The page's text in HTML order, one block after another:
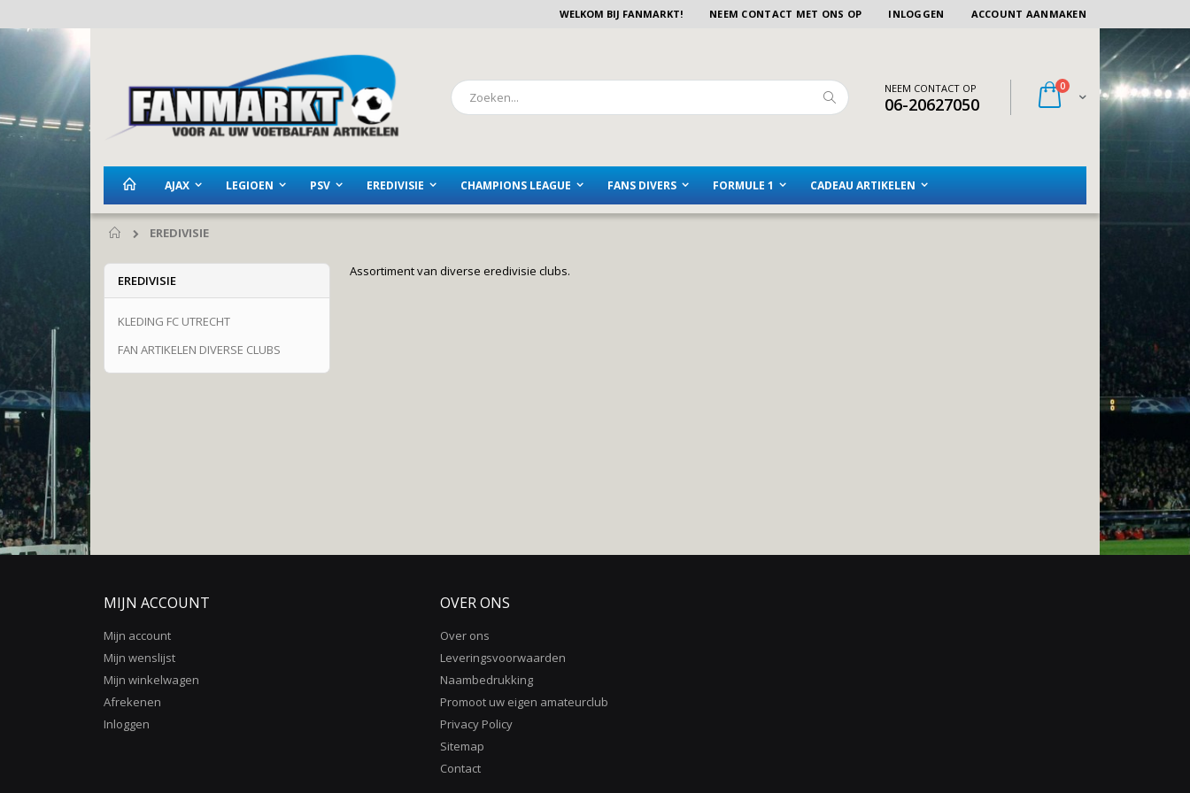
WELKOM BIJ FANMARKT! NEEM CONTACT MET ONS OP INLOGGEN ACCOUNT AANMAKEN
Winkelwagen
0artikelen
Zoeken
NEEM CONTACT OP
06-20627050
AJAX LEGIOEN PSV EREDIVISIE CHAMPIONS LEAGUE FANS DIVERS FORMULE 1 CADEAU ARTIKELEN
HomeEREDIVISIE
Assortiment van diverse eredivisie clubs.
EREDIVISIE
KLEDING FC UTRECHT
FAN ARTIKELEN DIVERSE CLUBS
MIJN ACCOUNT
Mijn account
Mijn wenslijst
Mijn winkelwagen
Afrekenen
Inloggen
OVER ONS
Over ons
Leveringsvoorwaarden
Naambedrukking
Promoot uw eigen amateurclub
Privacy Policy
Sitemap
Contact